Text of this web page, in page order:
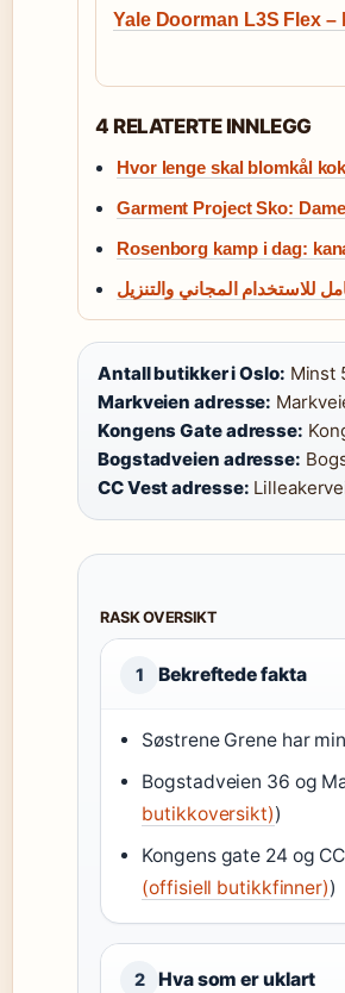
Yale Doorman L3S Flex
4 RELATERTE INNLEGG
Hvor lenge skal blomkål
Garment Project Sko:
Rosenborg kamp i dag:
للاستخدام المجاني والتنزيل
Antall butikker i Oslo: Minst
Markveien adresse:
Kongens Gate adresse:
Bogstadveien adresse:
CC Vest adresse:
RASK OVERSIKT
1 Bekreftede fakta
Søstrene Grene har
Bogstadveien 36 og
butikkoversikt))
Kongens gate 24 og
(offisiell butikkfinner))
2 Hva som er uklart